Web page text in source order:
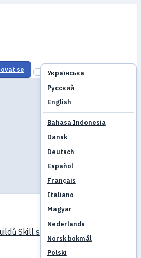
Українська
Русский
English
Bahasa Indonesia
Dansk
Deutsch
Español
Français
Italiano
Magyar
Nederlands
Norsk bokmål
Polski
se
Skill simulátor